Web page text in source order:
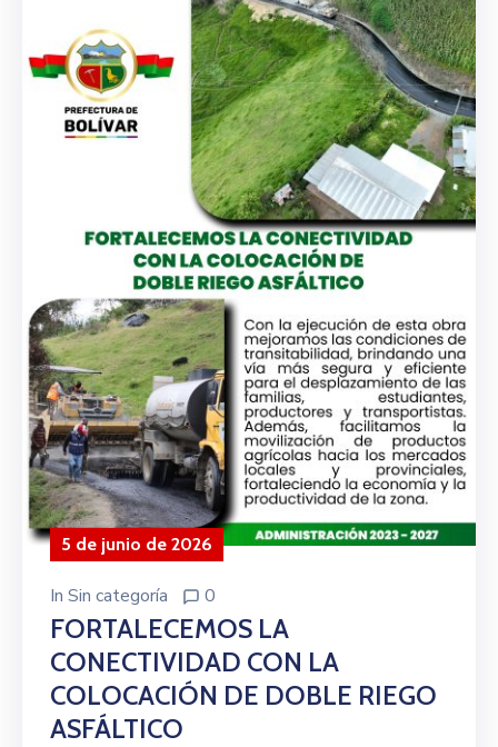
5 de junio de 2026
In Sin categoría 0
FORTALECEMOS LA
CONECTIVIDAD CON LA
COLOCACIÓN DE DOBLE RIEGO
ASFÁLTICO